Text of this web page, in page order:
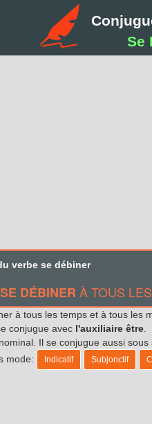
Se
verbe se débiner
DÉBINER À TOUS
à tous les temps et à tous les
conjugue avec l'auxiliaire être
Il se conjugue aussi sous
mode:
Indicatif Subjonctif